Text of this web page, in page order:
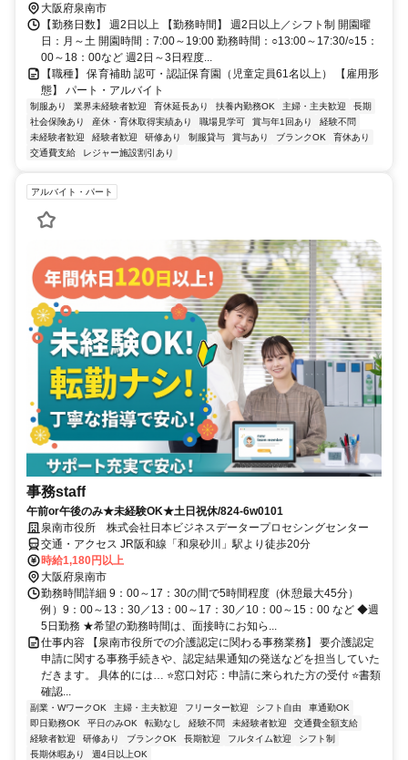
大阪府泉南市
【勤務日数】 週2日以上 【勤務時間】 週2日以上／シフト制 開園曜
日：月～土 開園時間：7:00～19:00 勤務時間：○13:00～17:30/○15：
00～18：00など 週2日～3日程度...
【職種】 保育補助 認可・認証保育園（児童定員61名以上） 【雇用形
態】 パート・アルバイト
制服あり 業界未経験者歓迎 育休延長あり 扶養内勤務OK 主婦・主夫歓迎
長期
社会保険あり
産休・育休取得実績あり 職場見学可 賞与年1回あり
経験不問
未経験者歓迎
経験者歓迎 研修あり 制服貸与 賞与あり ブランクOK
育休あり
交通費支給
レジャー施設割引あり
アルバイト・パート
事務staff
午前or午後のみ★未経験OK★土日祝休/824-6w0101
泉南市役所 株式会社日本ビジネスデータープロセシングセンター
交通・アクセス JR阪和線「和泉砂川」駅より徒歩20分
時給1,180円以上
大阪府泉南市
勤務時間詳細 9：00～17：30の間で5時間程度（休憩最大45分）
例）9：00～13：30／13：00～17：30／10：00～15：00 など ◆週
5日勤務 ★希望の勤務時間は、面接時にお知ら...
仕事内容 【泉南市役所での介護認定に関わる事務業務】 要介護認定
申請に関する事務手続きや、認定結果通知の発送などを担当していた
だきます。 具体的には… ⭐窓口対応：申請に来られた方の受付 ⭐書類
確認...
副業・WワークOK 主婦・主夫歓迎 フリーター歓迎 シフト自由
車通勤OK
即日勤務OK
平日のみOK 転勤なし 経験不問 未経験者歓迎
交通費全額支給
経験者歓迎
研修あり ブランクOK 長期歓迎 フルタイム歓迎
シフト制
長期休暇あり
週4日以上OK